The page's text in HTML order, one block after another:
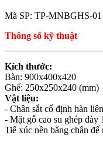
Mã SP: TP-MNBGHS-01
Thông số kỹ thuật
Kích thước:
Bàn: 900x400x420
Ghế: 250x250x240 (mm)
Vật liệu:
- Chân sắt cố định hàn
- Mặt gỗ cao su ghép dày
Tiế xúc nền bằng chân đế